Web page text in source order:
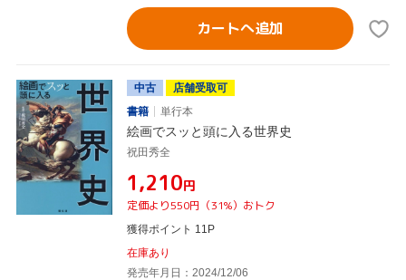
カートへ追加
中古
店舗受取可
書籍
単行本
絵画でスッと頭に入る世界史
祝田秀全
¥1,210円
定価より550円（31%）おトク
獲得ポイント 11P
在庫あり
発売年月日：2024/12/06